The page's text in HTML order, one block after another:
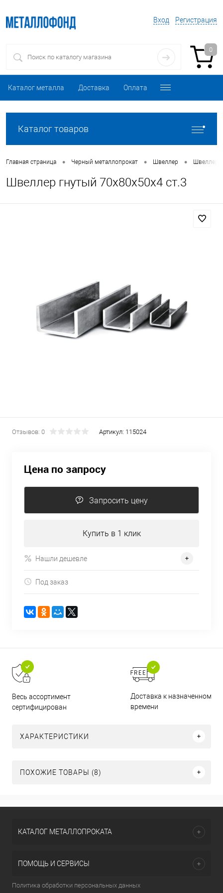
Вход Регистрация
0
Каталог металла Доставка Оплата
Каталог товаров
Главная страница • Черный металлопрокат • Швеллер • Швеллер
Швеллер гнутый 70х80х50х4 ст.3
Отзывов: 0 Артикул: 115024
Цена по запросу
Запросить цену
Купить в 1 клик
Нашли дешевле
Под заказ
Весь ассортимент
сертифицирован
Доставка к назначенному
времени
ХАРАКТЕРИСТИКИ
ПОХОЖИЕ ТОВАРЫ (8)
КАТАЛОГ МЕТАЛЛОПРОКАТА
ПОМОЩЬ И СЕРВИСЫ
Политика обработки персональных данных